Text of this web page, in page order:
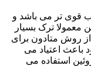
قوی تر می باشد و
معمولا ترک بسیار
روش متادون برای
باعث اعتیاد می
استفاده می